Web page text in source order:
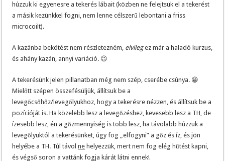
húzzuk ki egyenesre a tekerés lábait (közben ne felejtsük el a tekerést
a másik kezünkkel fogni, nem lenne célszerű lebontani a friss
microcoilt).
A kazánba bekötést nem részletezném, elvilegez már a haladó kurzus,
és ahány kazán, annyi variáció. 😉
A tekerésünk jelen pillanatban még nem szép, cserébe csúnya. 😀
Mielőtt szépen összefésüljük, állítsuk be a
levegőcsőhőz/levegőlyukhoz, hogy a tekerésre nézzen, és állítsuk be a
pozícióját is. Ha közelebb lesz a levegőzéshez, kevesebb lesz a TH, de
ízesebb lesz, én a gőzmennyiség is több lesz, ha távolabb húzzuk a
levegőlyuktól a tekerésünket, úgy fog „elfogyni” a gőz és íz, és jön
helyébe a TH. Túl távolne helyezzük, mert nem fog elég hűtést kapni,
és végső soron a vattánk fogja kárát látni ennek!